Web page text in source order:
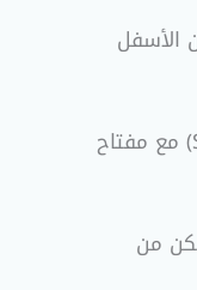
الأسفل
مجهز بقاعدة شفط مدعمة بطبقة من الجل اللاصق المبتكر (Sticky Gel Pad) مع مفتاح
من